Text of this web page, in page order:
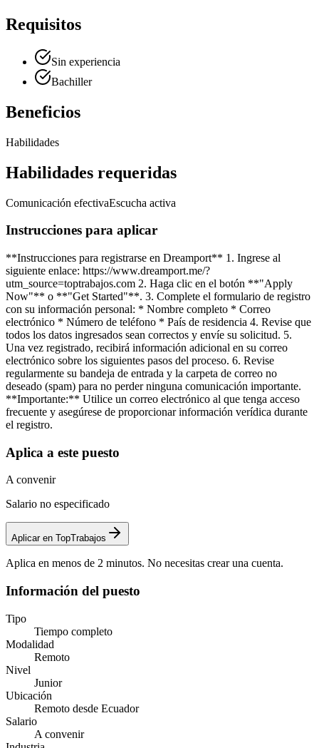
Requisitos
Sin experiencia
Bachiller
Beneficios
Habilidades
Habilidades requeridas
Comunicación efectivaEscucha activa
Instrucciones para aplicar
**Instrucciones para registrarse en Dreamport** 1. Ingrese al
siguiente enlace: https://www.dreamport.me/?
utm_source=toptrabajos.com 2. Haga clic en el botón **"Apply
Now"** o **"Get Started"**. 3. Complete el formulario de registro
con su información personal: * Nombre completo * Correo
electrónico * Número de teléfono * País de residencia 4. Revise que
todos los datos ingresados sean correctos y envíe su solicitud. 5.
Una vez registrado, recibirá información adicional en su correo
electrónico sobre los siguientes pasos del proceso. 6. Revise
regularmente su bandeja de entrada y la carpeta de correo no
deseado (spam) para no perder ninguna comunicación importante.
**Importante:** Utilice un correo electrónico al que tenga acceso
frecuente y asegúrese de proporcionar información verídica durante
el registro.
Aplica a este puesto
A convenir
Salario no especificado
Aplicar en TopTrabajos
Aplica en menos de 2 minutos. No necesitas crear una cuenta.
Información del puesto
Tipo
Tiempo completo
Modalidad
Remoto
Nivel
Junior
Ubicación
Remoto desde Ecuador
Salario
A convenir